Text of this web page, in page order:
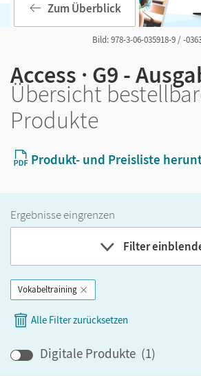
Bild: 978-3-06-035918-9 / -
Zum Überblick
Access · G9 -
Übersicht
Produkte
Produkt- und Preisliste
Ergebnisse eingrenzen
Filter
Band
Vokabeltraining
Alle Filter zurücksetzen
Digitale Produkte (1)